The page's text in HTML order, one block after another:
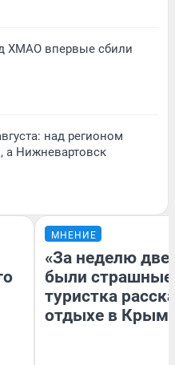
ХМАО впервые сбили
над регионом
а Нижневартовск
МНЕНИЕ
«За неделю две
были
туристка
отдыхе в